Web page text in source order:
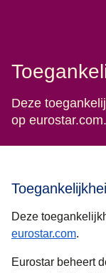
Deze
op eurostar.com.
Deze
eurostar.com.
Eurostar beheert